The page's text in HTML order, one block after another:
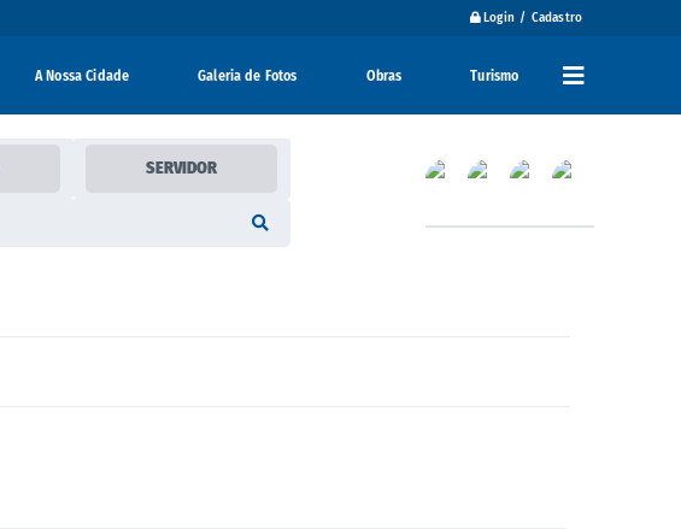
Login / Cadastro
A Nossa Cidade Galeria de Fotos Obras Turismo
SERVIDOR